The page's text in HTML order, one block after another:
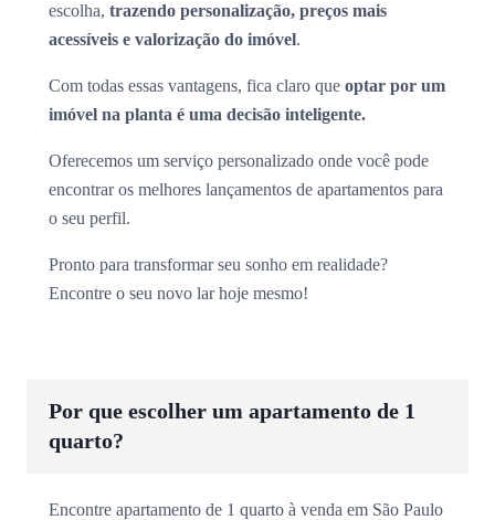
escolha, trazendo personalização, preços mais
acessíveis e valorização do imóvel.
Com todas essas vantagens, fica claro que optar por um
imóvel na planta é uma decisão inteligente.
Oferecemos um serviço personalizado onde você pode
encontrar os melhores lançamentos de apartamentos para
o seu perfil.
Pronto para transformar seu sonho em realidade?
Encontre o seu novo lar hoje mesmo!
Por que escolher um apartamento de 1
quarto?
Encontre apartamento de 1 quarto à venda em São Paulo